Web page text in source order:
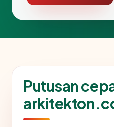
Putusan